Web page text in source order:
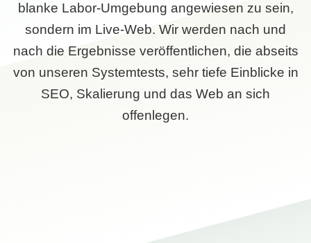
blanke Labor-Umgebung angewiesen zu sein,
sondern im Live-Web. Wir werden nach und
nach die Ergebnisse veröffentlichen, die abseits
von unseren Systemtests, sehr tiefe Einblicke in
SEO, Skalierung und das Web an sich
offenlegen.